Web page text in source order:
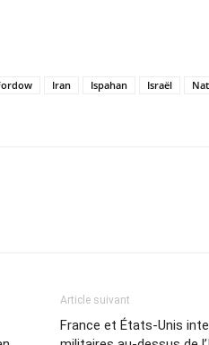
Iran Ispahan Israël
Article suivant
France et États-Unis